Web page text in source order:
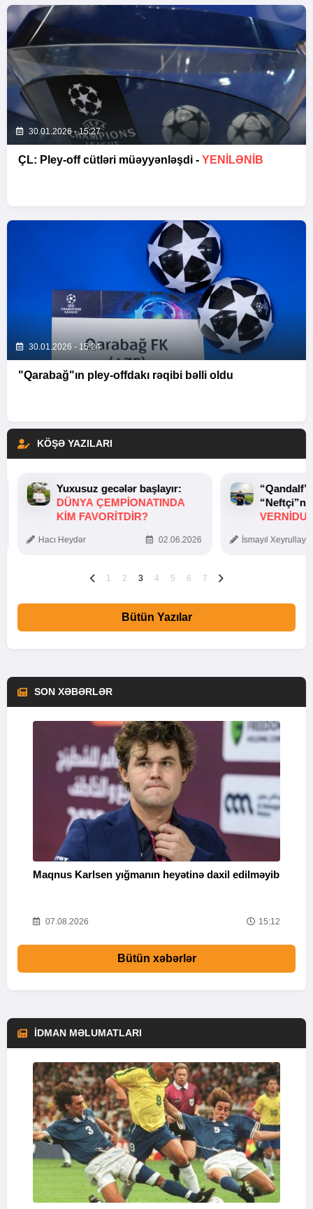
30.01.2026 - 15:27
ÇL: Pley-off cütləri müəyyənləşdi - YENİLƏNİB
30.01.2026 - 15:24
"Qarabağ"ın pley-offdakı rəqibi bəlli oldu
KÖŞƏ YAZILARI
Yuxusuz gecələr başlayır:
DÜNYA ÇEMPIONATINDA
KIM FAVORITDIR?
Hacı Heydər 02.06.2026 İsmayıl
1 2 3 4 5 6 7
Bütün Yazılar
SON XƏBƏRLƏR
Maqnus Karlsen yığmanın heyətinə daxil edilməyib
07.08.2026 15:12
Bütün xəbərlər
İDMAN MƏLUMATLARI